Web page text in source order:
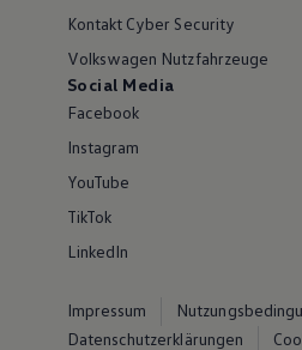
Kontakt Cyber Security
Volkswagen Nutzfahrzeuge
Social Media
Facebook
Instagram
YouTube
TikTok
LinkedIn
Impressum
Datenschutzerklärungen